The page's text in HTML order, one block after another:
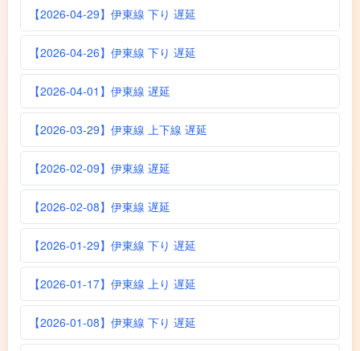
【2026-04-29】伊東線 下り 遅延
【2026-04-26】伊東線 下り 遅延
【2026-04-01】伊東線 遅延
【2026-03-29】伊東線 上下線 遅延
【2026-02-09】伊東線 遅延
【2026-02-08】伊東線 遅延
【2026-01-29】伊東線 下り 遅延
【2026-01-17】伊東線 上り 遅延
【2026-01-08】伊東線 下り 遅延